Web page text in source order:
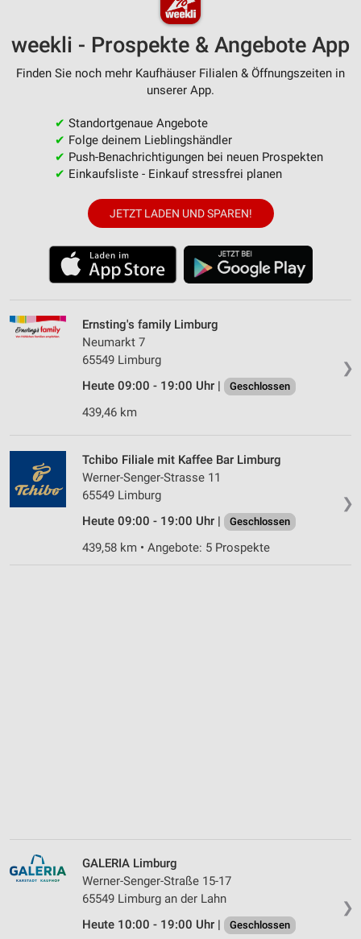
weekli - Prospekte & Angebote App
Finden Sie noch mehr Kaufhäuser Filialen & Öffnungszeiten in
unserer App.
✔ Standortgenaue Angebote
✔ Folge deinem Lieblingshändler
✔ Push-Benachrichtigungen bei neuen Prospekten
✔ Einkaufsliste - Einkauf stressfrei planen
JETZT LADEN UND SPAREN!
❯
Ernsting's family Limburg
Neumarkt 7
65549 Limburg
Heute 09:00 - 19:00 Uhr |
Geschlossen
439,46 km
❯
Tchibo Filiale mit Kaffee Bar Limburg
Werner-Senger-Strasse 11
65549 Limburg
Heute 09:00 - 19:00 Uhr |
Geschlossen
439,58 km • Angebote: 5 Prospekte
❯
GALERIA Limburg
Werner-Senger-Straße 15-17
65549 Limburg an der Lahn
Heute 10:00 - 19:00 Uhr |
Geschlossen